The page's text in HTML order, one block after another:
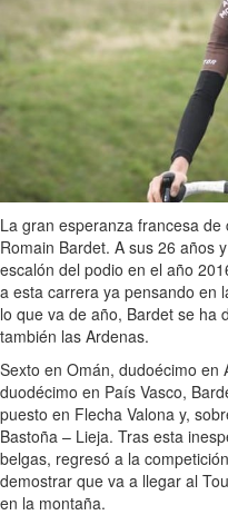
La gran esperanza francesa
Romain Bardet. A sus 26 años
escalón del podio en el año
a esta carrera ya pensando en
lo que va de año, Bardet se ha
también las Ardenas.
Sexto en Omán, dudoécimo en
duodécimo en País Vasco,
puesto en Flecha Valona y,
Bastoña – Lieja. Tras esta
belgas, regresó a la
demostrar que va a llegar al
en la montaña.